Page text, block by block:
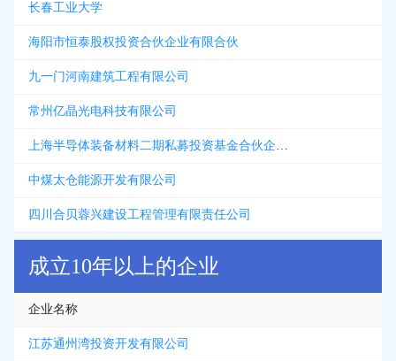
长春工业大学
海阳市恒泰股权投资合伙企业有限合伙
九一门河南建筑工程有限公司
常州亿晶光电科技有限公司
上海半导体装备材料二期私募投资基金合伙企业有限合伙
中煤太仓能源开发有限公司
四川合贝蓉兴建设工程管理有限责任公司
成立10年以上的企业
企业名称
江苏通州湾投资开发有限公司